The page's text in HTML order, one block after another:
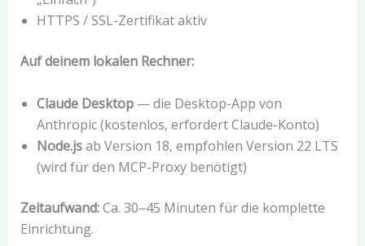
HTTPS / SSL-Zertifikat aktiv
Auf deinem lokalen Rechner:
Claude Desktop— die Desktop-App von
Anthropic (kostenlos, erfordert Claude-Konto)
Node.jsab Version 18, empfohlen Version 22 LTS
(wird für den MCP-Proxy benötigt)
Zeitaufwand:Ca. 30–45 Minuten für die komplette
Einrichtung.